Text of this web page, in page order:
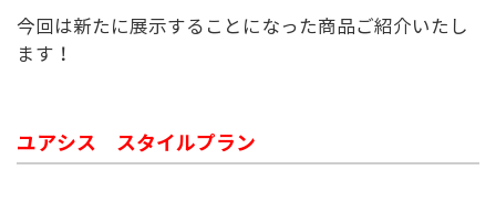
今回は新たに展示することになった商品ご紹介いたし
ます！
ユアシス スタイルプラン